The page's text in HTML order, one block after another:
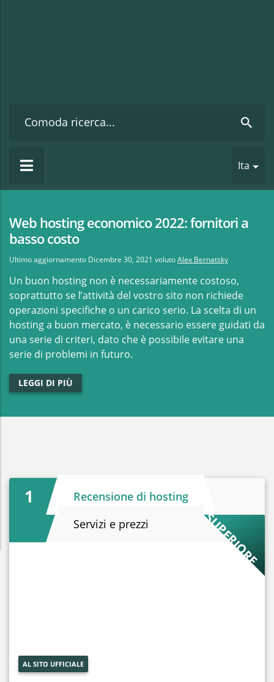
Ita
Web hosting economico 2022: fornitori a
basso costo
Ultimo aggiornamento Dicembre 30, 2021 volutoAlex Bernatsky
Un buon hosting non è necessariamente costoso,
soprattutto se l’attività del vostro sito non richiede
operazioni specifiche o un carico serio. La scelta di un
hosting a buon mercato, è necessario essere guidati da
una serie di criteri, dato che è possibile evitare una
serie di problemi in futuro.
LEGGI DI PIÙ
S
U
P
E
R
I
O
R
E
1
1
Recensione di hosting
Servizi e prezzi
AL SITO UFFICIALE